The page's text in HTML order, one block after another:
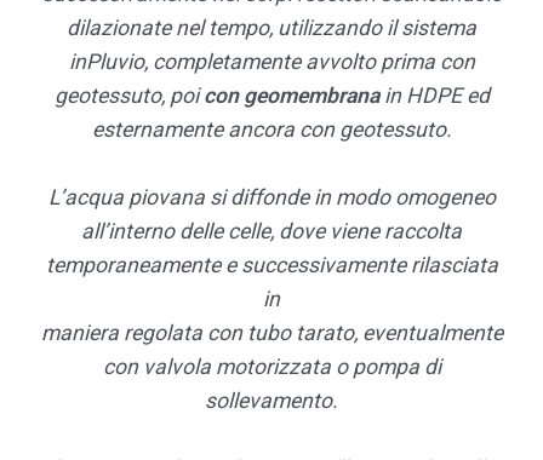
dilazionate nel tempo, utilizzando il sistema
inPluvio, completamente avvolto prima con
geotessuto, poicon geomembranain HDPE ed
esternamente ancora con geotessuto.
L’acqua piovana si diffonde in modo omogeneo
all’interno delle celle, dove viene raccolta
temporaneamente e successivamente rilasciata
in
maniera regolata con tubo tarato, eventualmente
con valvola motorizzata o pompa di
sollevamento.